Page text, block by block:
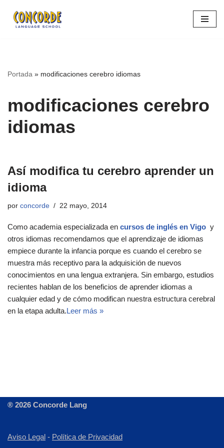
Saltar
Portada » modificaciones cerebro idiomas
modificaciones cerebro
idiomas
Así modifica tu cerebro aprender un
idioma
por concorde 22 mayo, 2014
Como academia especializada en cursos de inglés en Vigo y
otros idiomas recomendamos que el aprendizaje de idiomas
empiece durante la infancia porque es cuando el cerebro se
muestra más receptivo para la adquisición de nuevos
conocimientos en una lengua extranjera. Sin embargo, estudios
recientes hablan de los beneficios de aprender idiomas a
cualquier edad y de cómo modifican nuestra estructura cerebral
en la etapa adulta.Leer más »
® 2026 Concorde Lang
Aviso Legal - Política de Privacidad